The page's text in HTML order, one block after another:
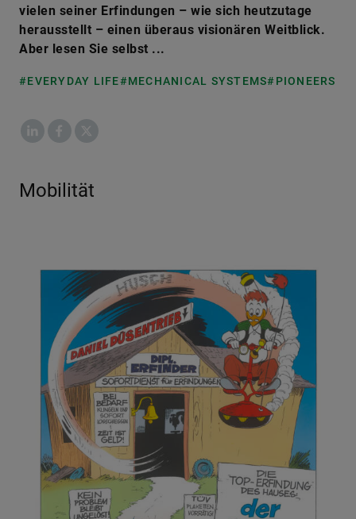
vielen seiner Erfindungen – wie sich heutzutage
herausstellt – einen überaus visionären Weitblick.
Aber lesen Sie selbst ...
#EVERYDAY LIFE#MECHANICAL SYSTEMS#PIONEERS
LinkedInFacebook
X
Mobilität